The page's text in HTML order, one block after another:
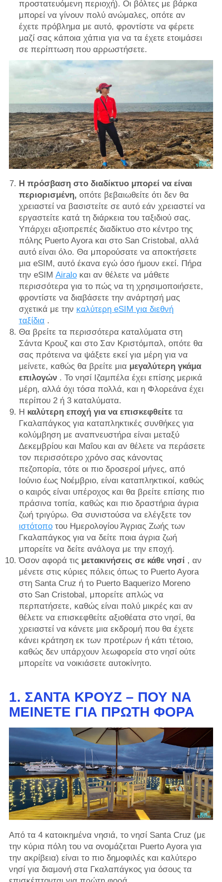
προστατευόμενη περιοχή). Οι βόλτες με βάρκα
μπορεί να γίνουν πολύ ανώμαλες, οπότε αν
έχετε πρόβλημα με αυτό, φροντίστε να φέρετε
μαζί σας κάποια χάπια για να τα έχετε ετοιμάσει
σε περίπτωση που αρρωστήσετε.
Η πρόσβαση στο διαδίκτυο μπορεί να είναι
περιορισμένη, οπότε βεβαιωθείτε ότι δεν θα
χρειαστεί να βασιστείτε σε αυτό εάν χρειαστεί να
εργαστείτε κατά τη διάρκεια του ταξιδιού σας.
Υπάρχει αξιοπρεπές διαδίκτυο στο κέντρο της
πόλης Puerto Ayora και στο San Cristobal, αλλά
αυτό είναι όλο. Θα μπορούσατε να αποκτήσετε
μια eSIM, αυτό έκανα εγώ όσο ήμουν εκεί. Πήρα
την eSIM Airaloκαι αν θέλετε να μάθετε
περισσότερα για το πώς να τη χρησιμοποιήσετε,
φροντίστε να διαβάσετε την ανάρτησή μας
σχετικά με την καλύτερη eSIM για διεθνή
ταξίδια.
Θα βρείτε τα περισσότερα καταλύματα στη
Σάντα Κρουζ και στο Σαν Κριστόμπαλ, οπότε θα
σας πρότεινα να ψάξετε εκεί για μέρη για να
μείνετε, καθώς θα βρείτε μια μεγαλύτερη γκάμα
επιλογών. Το νησί Ιζαμπέλα έχει επίσης μερικά
μέρη, αλλά όχι τόσα πολλά, και η Φλορεάνα έχει
περίπου 2 ή 3 καταλύματα.
Η καλύτερη εποχή για να επισκεφθείτετα
Γκαλαπάγκος για καταπληκτικές συνθήκες για
κολύμβηση με αναπνευστήρα είναι μεταξύ
Δεκεμβρίου και Μαΐου και αν θέλετε να περάσετε
τον περισσότερο χρόνο σας κάνοντας
πεζοπορία, τότε οι πιο δροσεροί μήνες, από
Ιούνιο έως Νοέμβριο, είναι καταπληκτικοί, καθώς
ο καιρός είναι υπέροχος και θα βρείτε επίσης πιο
πράσινα τοπία, καθώς και πιο δραστήρια άγρια ​​
ζωή τριγύρω. Θα συνιστούσα να ελέγξετε τον
ιστότοποτου Ημερολογίου Άγριας Ζωής των
Γκαλαπάγκος για να δείτε ποια άγρια ​​ζωή
μπορείτε να δείτε ανάλογα με την εποχή.
Όσον αφορά τις μετακινήσεις σε κάθε νησί , αν
μένετε στις κύριες πόλεις όπως το Puerto Ayora
στη Santa Cruz ή το Puerto Baquerizo Moreno
στο San Cristobal, μπορείτε απλώς να
περπατήσετε, καθώς είναι πολύ μικρές και αν
θέλετε να επισκεφθείτε αξιοθέατα στο νησί, θα
χρειαστεί να κάνετε μια εκδρομή που θα έχετε
κάνει κράτηση εκ των προτέρων ή κάτι τέτοιο,
καθώς δεν υπάρχουν λεωφορεία στο νησί ούτε
μπορείτε να νοικιάσετε αυτοκίνητο.
1. ΣΆΝΤΑ ΚΡΟΥΖ – ΠΟΎ ΝΑ
ΜΕΊΝΕΤΕ ΓΙΑ ΠΡΏΤΗ ΦΟΡΆ
Από τα 4 κατοικημένα νησιά, το νησί Santa Cruz (με
την κύρια πόλη του να ονομάζεται Puerto Ayora για
την ακρίβεια) είναι το πιο δημοφιλές και καλύτερο
νησί για διαμονή στα Γκαλαπάγκος για όσους τα